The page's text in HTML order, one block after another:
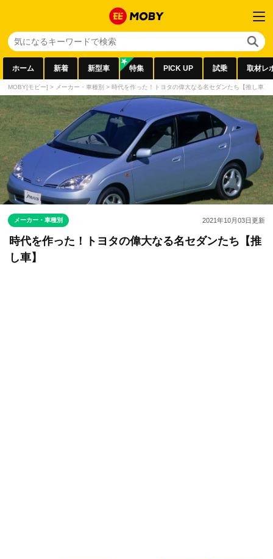
ホーム 新着 新型車 特集 PICK UP 試乗 取材レ
MOBY[モビー] > メーカー・車種別 > 時代を作った！トヨタの偉大なる名セダンたち【推し車】
メーカー・車種別 2021年10月03日更新
時代を作った！トヨタの偉大なる名セダンたち【推
し車】